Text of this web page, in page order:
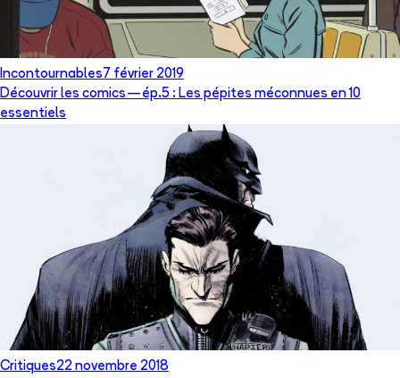
Incontournables 7 février 2019
Découvrir les comics — ép.5 : Les pépites méconnues en 10
essentiels
Critiques22 novembre 2018